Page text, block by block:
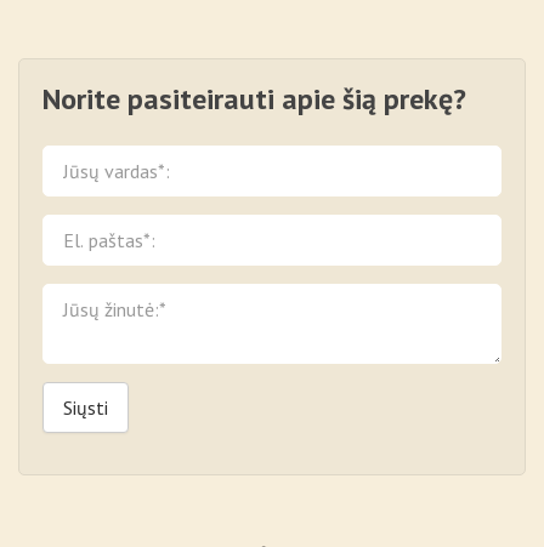
Norite pasiteirauti apie šią prekę?
Siųsti